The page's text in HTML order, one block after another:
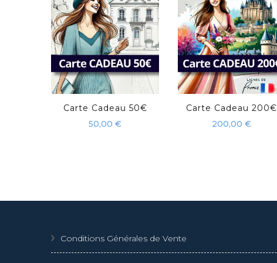
Carte Cadeau 50€
50,00€
Carte Cadeau 200€
200,00€
Conditions Générales de Vente